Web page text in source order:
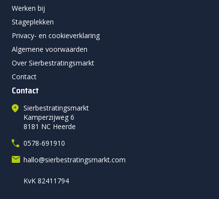
Werken bij
Stageplekken
Privacy- en cookieverklaring
Algemene voorwaarden
Over Sierbestratingsmarkt
Contact
Contact
Sierbestratingsmarkt
Kamperzijweg 6
8181 NC Heerde
0578-691910
hallo@sierbestratingsmarkt.com
KvK 82411794